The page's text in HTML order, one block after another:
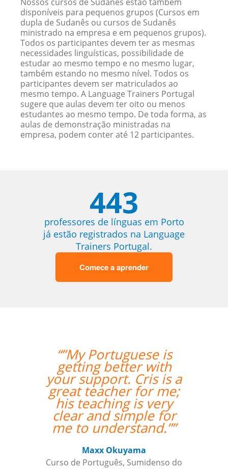
disponíveis para pequenos grupos (Cursos em
dupla de Sudanês ou cursos de Sudanês
ministrado na empresa e em pequenos grupos).
Todos os participantes devem ter as mesmas
necessidades linguísticas, possibilidade de
estudar ao mesmo tempo e no mesmo lugar,
também estando no mesmo nível. Todos os
participantes devem ser matriculados ao
mesmo tempo. A Language Trainers Portugal
sugere que aulas devem ter oito ou menos
estudantes ao mesmo tempo. De toda forma, as
aulas de demonstração ministradas na
empresa, podem conter até 12 participantes.
443
professores de línguas em Porto
já estão registrados na Language
Trainers Portugal.
Comece a aprender
“”My Portuguese is
getting better with
your support. Cris is a
great teacher for me;
his teaching is very
clear and simple for
me to understand.””
Maxx Okuyama
Curso de Português, Sumidenso do
as